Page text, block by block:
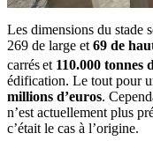
Les dimensions du stade
269 de large et 69 de
carréset 110.000 tonnes
édification. Le tout pour
millions d’euros.
n’est actuellement plus
c’était le cas à l’origine.